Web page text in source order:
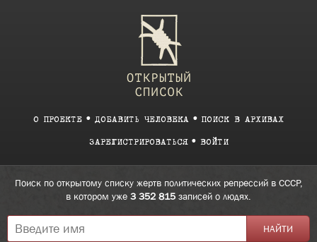
О ПРОЕКТЕ ДОБАВИТЬ ЧЕЛОВЕКА ПОИСК В АРХИВАХ
ЗАРЕГИСТРИРОВАТЬСЯ ВОЙТИ
Поиск по открытому списку жертв политических репрессий в СССР,
в котором уже 3 352 815 записей о людях.